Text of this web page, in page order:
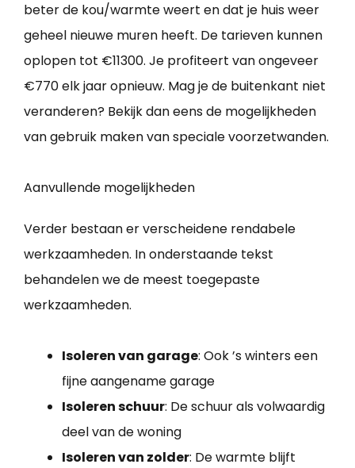
beter de kou/warmte weert en dat je huis weer
geheel nieuwe muren heeft. De tarieven kunnen
oplopen tot €11300. Je profiteert van ongeveer
€770 elk jaar opnieuw. Mag je de buitenkant niet
veranderen? Bekijk dan eens de mogelijkheden
van gebruik maken van speciale voorzetwanden.
Aanvullende mogelijkheden
Verder bestaan er verscheidene rendabele
werkzaamheden. In onderstaande tekst
behandelen we de meest toegepaste
werkzaamheden.
Isoleren van garage: Ook ’s winters een
fijne aangename garage
Isoleren schuur: De schuur als volwaardig
deel van de woning
Isoleren van zolder: De warmte blijft